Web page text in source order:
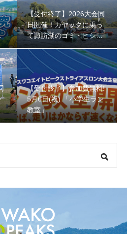
5月6日(祝) 「小学生ラン教室」
【受付終了】2026大会同
日開催！カヤックに乗っ
て諏訪湖のゴミ・ヒシを
回収しよう！
【受付終了】参加費無料!
5月6日(祝) 「小学生ラン
教室」